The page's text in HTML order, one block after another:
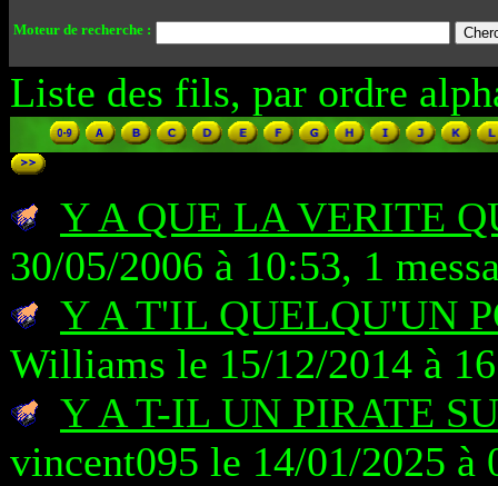
Moteur de recherche :
Liste des fils, par ordre
Y A QUE LA VERITE
30/05/2006 à 10:53, 1
Y A T'IL QUELQU'UN
Williams le 15/12/2014 à
Y A T-IL UN PIRATE
vincent095 le 14/01/2025 à